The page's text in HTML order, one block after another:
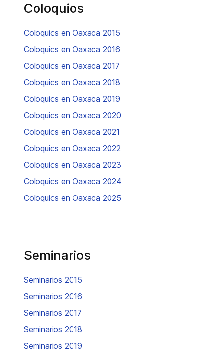
Coloquios
Coloquios en Oaxaca 2015
Coloquios en Oaxaca 2016
Coloquios en Oaxaca 2017
Coloquios en Oaxaca 2018
Coloquios en Oaxaca 2019
Coloquios en Oaxaca 2020
Coloquios en Oaxaca 2021
Coloquios en Oaxaca 2022
Coloquios en Oaxaca 2023
Coloquios en Oaxaca 2024
Coloquios en Oaxaca 2025
Seminarios
Seminarios 2015
Seminarios 2016
Seminarios 2017
Seminarios 2018
Seminarios 2019